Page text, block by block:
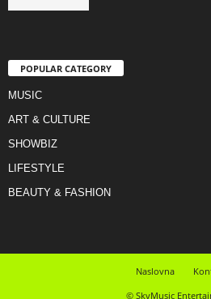
POPULAR CATEGORY
MUSIC
ART & CULTURE
SHOWBIZ
LIFESTYLE
BEAUTY & FASHION
Naslovna
© SkyMusic